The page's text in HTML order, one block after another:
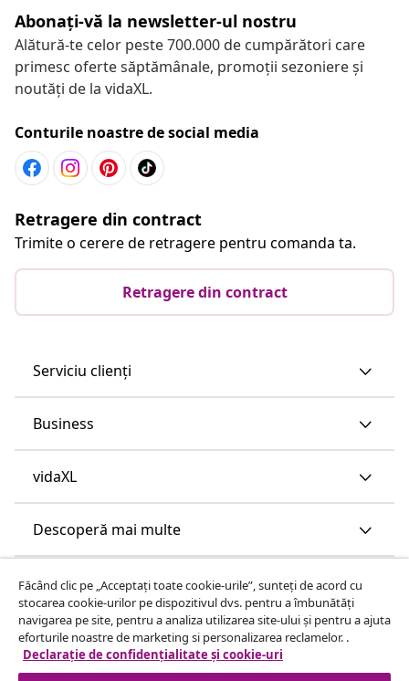
Abonați-vă la newsletter-ul nostru
Alătură-te celor peste 700.000 de cumpărători care
primesc oferte săptămânale, promoții sezoniere și
noutăți de la vidaXL.
Conturile noastre de social media
Retragere din contract
Trimite o cerere de retragere pentru comanda ta.
Retragere din contract
Serviciu clienți
Business
vidaXL
Descoperă mai multe
Făcând clic pe „Acceptați toate cookie-urile”, sunteți de acord cu
stocarea cookie-urilor pe dispozitivul dvs. pentru a îmbunătăți
navigarea pe site, pentru a analiza utilizarea site-ului și pentru a ajuta
eforturile noastre de marketing si personalizarea reclamelor. .
Declarație de confidențialitate și cookie-uri